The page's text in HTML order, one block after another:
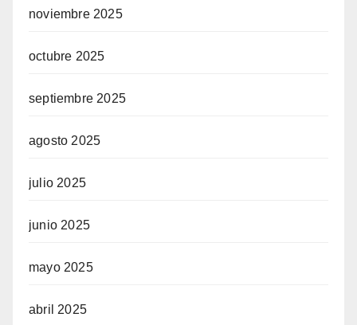
noviembre 2025
octubre 2025
septiembre 2025
agosto 2025
julio 2025
junio 2025
mayo 2025
abril 2025